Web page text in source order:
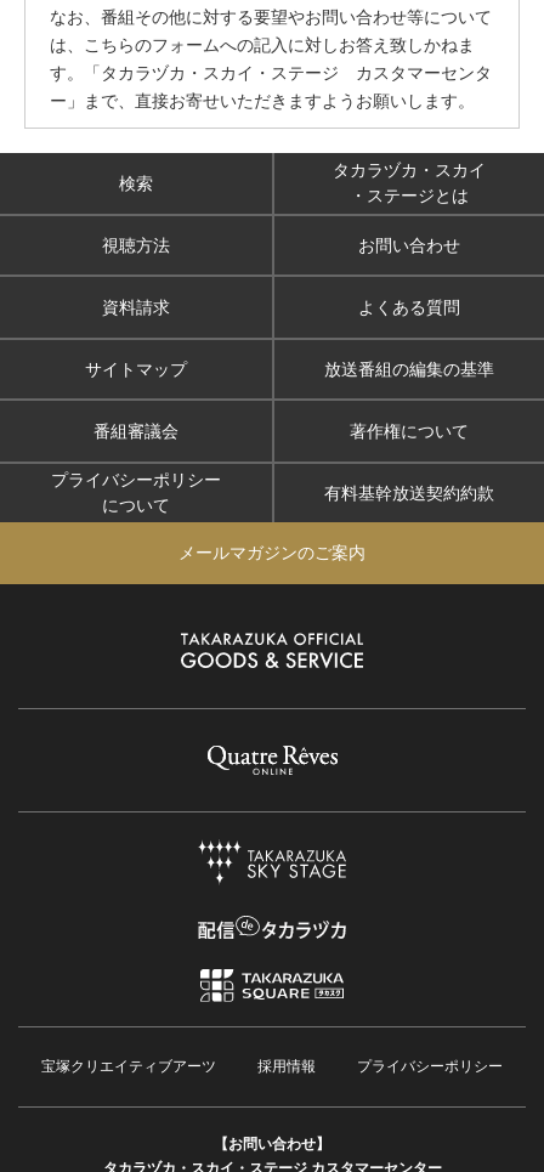
なお、番組その他に対する要望やお問い合わせ等について
は、こちらのフォームへの記入に対しお答え致しかねま
す。「タカラヅカ・スカイ・ステージ カスタマーセンタ
ー」まで、直接お寄せいただきますようお願いします。
検索
タカラヅカ・スカイ
・ステージとは
視聴方法 お問い合わせ
資料請求 よくある質問
サイトマップ 放送番組の編集の基準
番組審議会 著作権について
プライバシーポリシー
について
有料基幹放送契約約款
メールマガジンのご案内
宝塚クリエイティブアーツ 採用情報 プライバシーポリシー
【お問い合わせ】
タカラヅカ・スカイ・ステージ カスタマーセンター